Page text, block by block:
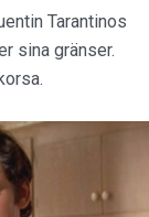
Tarantinos
sina gränser.